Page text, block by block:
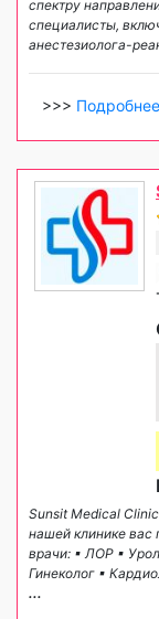
спектру
специалисты,
анестезиолога-
>>> Подробнее
Sunsit Medical
нашей клинике
врачи: ▪ ЛОР ▪
Гинеколог ▪
...